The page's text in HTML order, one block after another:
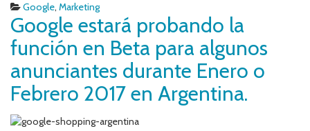
Google, Marketing
Google estará probando la
función en Beta para algunos
anunciantes durante Enero o
Febrero 2017 en Argentina.